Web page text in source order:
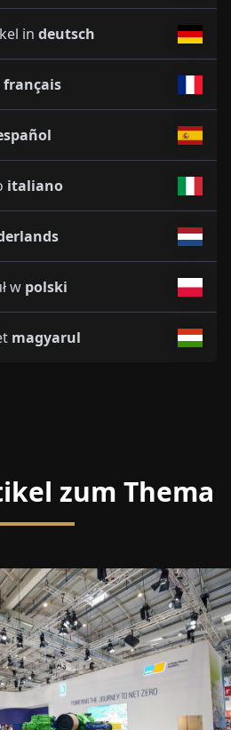
in deutsch
français
italiano
w polski
magyarul
zum Thema